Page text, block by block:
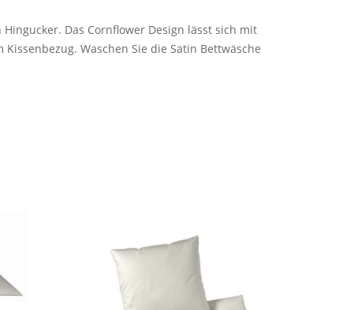
Das Cornflower Design lässt sich mit
Waschen Sie die Satin Bettwäsche